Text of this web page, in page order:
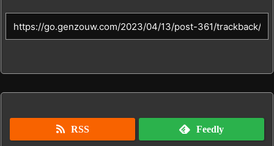
RSS Feedly